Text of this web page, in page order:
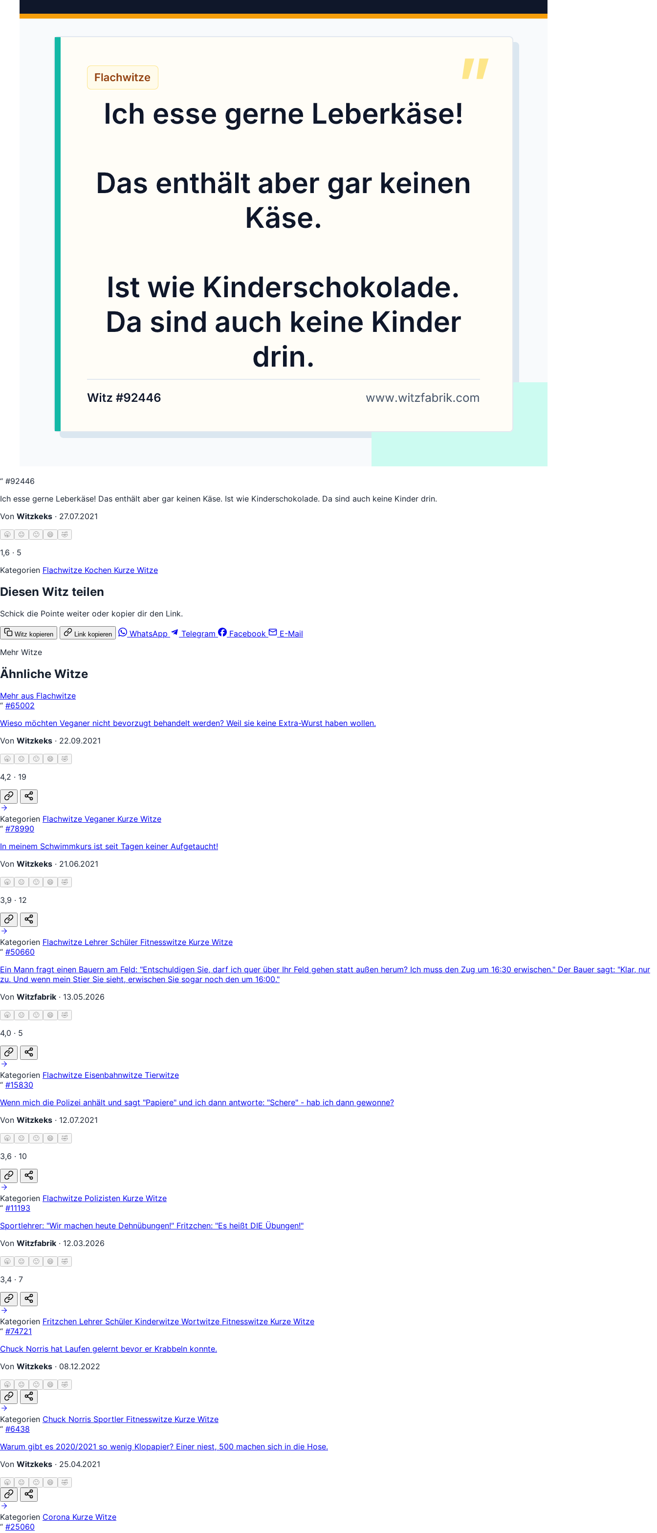
“ #92446
Ich esse gerne Leberkäse! Das enthält aber gar keinen Käse. Ist wie Kinderschokolade. Da sind auch keine Kinder drin.
Von Witzkeks · 27.07.2021
🥱 😐 🙂 😄 🤣
1,6 · 5
Kategorien Flachwitze Kochen Kurze Witze
Diesen Witz teilen
Schick die Pointe weiter oder kopier dir den Link.
Witz kopieren Link kopieren WhatsApp Telegram Facebook
E-Mail
Mehr Witze
Ähnliche Witze
Mehr aus Flachwitze
“ #65002
Wieso möchten Veganer nicht bevorzugt behandelt werden? Weil sie keine Extra-Wurst haben wollen.
Von Witzkeks · 22.09.2021
🥱 😐 🙂 😄 🤣
4,2 · 19
Kategorien Flachwitze Veganer Kurze Witze
“ #78990
In meinem Schwimmkurs ist seit Tagen keiner Aufgetaucht!
Von Witzkeks · 21.06.2021
🥱 😐 🙂 😄 🤣
3,9 · 12
Kategorien Flachwitze Lehrer Schüler Fitnesswitze Kurze Witze
“ #50660
Ein Mann fragt einen Bauern am Feld: "Entschuldigen Sie, darf ich quer über Ihr Feld gehen statt außen herum? Ich muss den Zug um 16:30 erwischen." Der Bauer sagt: "Klar, nur
zu. Und wenn mein Stier Sie sieht, erwischen Sie sogar noch den um 16:00."
Von Witzfabrik · 13.05.2026
🥱 😐 🙂 😄 🤣
4,0 · 5
Kategorien Flachwitze Eisenbahnwitze Tierwitze
“ #15830
Wenn mich die Polizei anhält und sagt "Papiere" und ich dann antworte: "Schere" - hab ich dann gewonne?
Von Witzkeks · 12.07.2021
🥱 😐 🙂 😄 🤣
3,6 · 10
Kategorien Flachwitze Polizisten Kurze Witze
“ #11193
Sportlehrer: "Wir machen heute Dehnübungen!" Fritzchen: "Es heißt DIE Übungen!"
Von Witzfabrik · 12.03.2026
🥱 😐 🙂 😄 🤣
3,4 · 7
Kategorien Fritzchen Lehrer Schüler Kinderwitze Wortwitze Fitnesswitze Kurze Witze
“ #74721
Chuck Norris hat Laufen gelernt bevor er Krabbeln konnte.
Von Witzkeks · 08.12.2022
🥱 😐 🙂 😄 🤣
Kategorien Chuck Norris Sportler Fitnesswitze Kurze Witze
“ #6438
Warum gibt es 2020/2021 so wenig Klopapier? Einer niest, 500 machen sich in die Hose.
Von Witzkeks · 25.04.2021
🥱 😐 🙂 😄 🤣
Kategorien Corona Kurze Witze
“ #25060